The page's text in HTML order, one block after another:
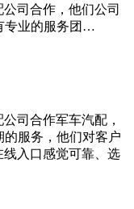
司合作，他们公司
有专业的服务团…
合作军车汽配，
务，他们对客户
入口感觉可靠、选